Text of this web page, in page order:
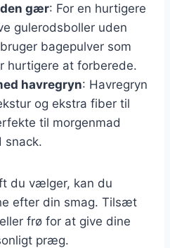
gær: For en hurtigere
gulerodsboller uden
bagepulver som
hurtigere at forberede.
havregryn: Havregryn
og ekstra fiber til
til morgenmad
snack.
du vælger, kan du
efter din smag. Tilsæt
frø for at give dine
præg.